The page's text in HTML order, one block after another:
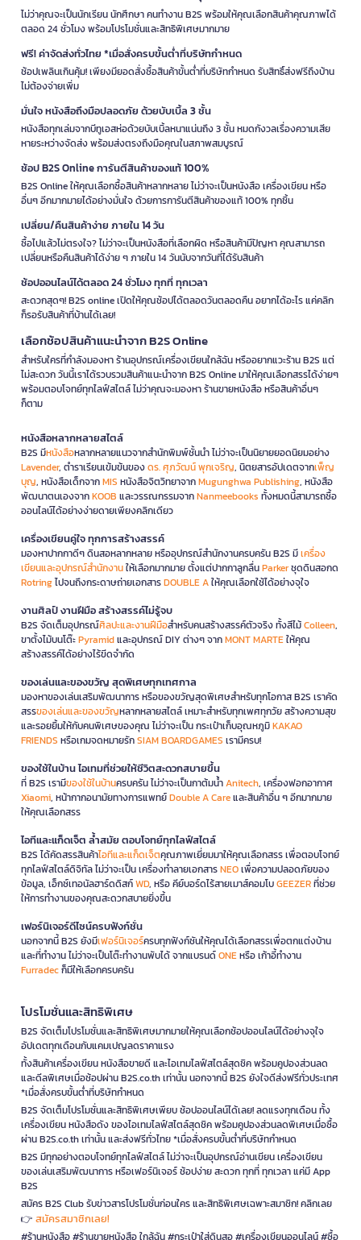
ไม่ว่าคุณจะเป็นนักเรียน นักศึกษา คนทำงาน B2S พร้อมให้คุณเลือกสินค้าคุณภาพได้
ตลอด 24 ชั่วโมง พร้อมโปรโมชั่นและสิทธิพิเศษมากมาย
ฟรี! ค่าจัดส่งทั่วไทย *เมื่อสั่งครบขั้นต่ำที่บริษัทกำหนด
ช้อปเพลินเกินคุ้ม! เพียงมียอดสั่งซื้อสินค้าขั้นต่ำที่บริษัทกำหนด รับสิทธิ์ส่งฟรีถึงบ้าน
ไม่ต้องจ่ายเพิ่ม
มั่นใจ หนังสือถึงมือปลอดภัย ด้วยบับเบิ้ล 3 ชั้น
หนังสือทุกเล่มจากบีทูเอสห่อด้วยบับเบิ้ลหนาแน่นถึง 3 ชั้น หมดกังวลเรื่องความเสีย
หายระหว่างจัดส่ง พร้อมส่งตรงถึงมือคุณในสภาพสมบูรณ์
ช้อป B2S Online การันตีสินค้าของแท้ 100%
B2S Online ให้คุณเลือกซื้อสินค้าหลากหลาย ไม่ว่าจะเป็นหนังสือ เครื่องเขียน หรือ
อื่นๆ อีกมากมายได้อย่างมั่นใจ ด้วยการการันตีสินค้าของแท้ 100% ทุกชิ้น
เปลี่ยน/คืนสินค้าง่าย ภายใน 14 วัน
ซื้อไปแล้วไม่ตรงใจ? ไม่ว่าจะเป็นหนังสือที่เลือกผิด หรือสินค้ามีปัญหา คุณสามารถ
เปลี่ยนหรือคืนสินค้าได้ง่าย ๆ ภายใน 14 วันนับจากวันที่ได้รับสินค้า
ช้อปออนไลน์ได้ตลอด 24 ชั่วโมง ทุกที่ ทุกเวลา
สะดวกสุดๆ! B2S online เปิดให้คุณช้อปได้ตลอดวันตลอดคืน อยากได้อะไร แค่คลิก
ก็รอรับสินค้าที่บ้านได้เลย!
เลือกช้อปสินค้าแนะนำจาก B2S Online
สำหรับใครที่กำลังมองหา ร้านอุปกรณ์เครื่องเขียนใกล้ฉัน หรืออยากแวะร้าน B2S แต่
ไม่สะดวก วันนี้เราได้รวบรวมสินค้าแนะนำจาก B2S Online มาให้คุณเลือกสรรได้ง่ายๆ
พร้อมตอบโจทย์ทุกไลฟ์สไตล์ ไม่ว่าคุณจะมองหา ร้านขายหนังสือ หรือสินค้าอื่นๆ
ก็ตาม
หนังสือหลากหลายสไตล์
B2S มีหนังสือหลากหลายแนวจากสำนักพิมพ์ชั้นนำ ไม่ว่าจะเป็นนิยายยอดนิยมอย่าง
Lavender, ตำราเรียนเข้มข้นของดร. ศุภวัฒน์ พุกเจริญ, นิตยสารอัปเดตจากเพ็ญ
บุญ, หนังสือเด็กจากMIS หนังสือจิตวิทยาจากMugunghwa Publishing, หนังสือ
พัฒนาตนเองจากKOOB และวรรณกรรมจากNanmeebooks ทั้งหมดนี้สามารถซื้อ
ออนไลน์ได้อย่างง่ายดายเพียงคลิกเดียว
เครื่องเขียนคู่ใจ ทุกการสร้างสรรค์
มองหาปากกาดีๆ ดินสอหลากหลาย หรืออุปกรณ์สำนักงานครบครัน B2S มีเครื่อง
เขียนและอุปกรณ์สำนักงานให้เลือกมากมาย ตั้งแต่ปากกาลูกลื่นParkerชุดดินสอกด
Rotringไปจนถึงกระดาษถ่ายเอกสารDOUBLE Aให้คุณเลือกใช้ได้อย่างจุใจ
งานศิลป์ งานฝีมือ สร้างสรรค์ไม่รู้จบ
B2S จัดเต็มอุปกรณ์ศิลปะและงานฝีมือสำหรับคนสร้างสรรค์ตัวจริง ทั้งสีไม้Colleen,
ขาตั้งไม้บนโต๊ะPyramidและอุปกรณ์ DIY ต่างๆ จากMONT MARTEให้คุณ
สร้างสรรค์ได้อย่างไร้ขีดจำกัด
ของเล่นและของขวัญ สุดพิเศษทุกเทศกาล
มองหาของเล่นเสริมพัฒนาการ หรือของขวัญสุดพิเศษสำหรับทุกโอกาส B2S เราคัด
สรรของเล่นและของขวัญหลากหลายสไตล์ เหมาะสำหรับทุกเพศทุกวัย สร้างความสุข
และรอยยิ้มให้กับคนพิเศษของคุณ ไม่ว่าจะเป็น กระเป๋าเก็บอุณหภูมิKAKAO
FRIENDS หรือเกมจดหมายรักSIAM BOARDGAMES เรามีครบ!
ของใช้ในบ้าน ไอเทมที่ช่วยให้ชีวิตสะดวกสบายขึ้น
ที่ B2S เรามีของใช้ในบ้านครบครัน ไม่ว่าจะเป็นกาต้มน้ำAnitech, เครื่องฟอกอากาศ
Xiaomi, หน้ากากอนามัยทางการแพทย์Double A Careและสินค้าอื่น ๆ อีกมากมาย
ให้คุณเลือกสรร
ไอทีและแก็ดเจ็ต ล้ำสมัย ตอบโจทย์ทุกไลฟ์สไตล์
B2S ได้คัดสรรสินค้าไอทีและแก็ดเจ็ตคุณภาพเยี่ยมมาให้คุณเลือกสรร เพื่อตอบโจทย์
ทุกไลฟ์สไตล์ดิจิทัล ไม่ว่าจะเป็น เครื่องทำลายเอกสารNEOเพื่อความปลอดภัยของ
ข้อมูล, เอ็กซ์เทอนัลฮาร์ดดิสก์WD, หรือ คีย์บอร์ดไร้สายเมาส์คอมโบGEEZERที่ช่วย
ให้การทำงานของคุณสะดวกสบายยิ่งขึ้น
เฟอร์นิเจอร์ดีไซน์ครบฟังก์ชั่น
นอกจากนี้ B2S ยังมีเฟอร์นิเจอร์ครบทุกฟังก์ชันให้คุณได้เลือกสรรเพื่อตกแต่งบ้าน
และที่ทำงาน ไม่ว่าจะเป็นโต๊ะทำงานพับได้ จากแบรนด์ONEหรือ เก้าอี้ทำงาน
Furradecก็มีให้เลือกครบครัน
โปรโมชั่นและสิทธิพิเศษ
B2S จัดเต็มโปรโมชั่นและสิทธิพิเศษมากมายให้คุณเลือกช้อปออนไลน์ได้อย่างจุใจ
อัปเดตทุกเดือนกับแคมเปญลดราคาแรง
ทั้งสินค้าเครื่องเขียน หนังสือขายดี และไอเทมไลฟ์สไตล์สุดชิค พร้อมคูปองส่วนลด
และดีลพิเศษเมื่อช้อปผ่าน B2S.co.th เท่านั้น นอกจากนี้ B2S ยังใจดีส่งฟรีทั่วประเทศ
*เมื่อสั่งครบขั้นต่ำที่บริษัทกำหนด
B2S จัดเต็มโปรโมชั่นและสิทธิพิเศษเพียบ ช้อปออนไลน์ได้เลย! ลดแรงทุกเดือน ทั้ง
เครื่องเขียน หนังสือดัง ของไอเทมไลฟ์สไตล์สุดชิค พร้อมคูปองส่วนลดพิเศษเมื่อซื้อ
ผ่าน B2S.co.th เท่านั้น และส่งฟรีทั่วไทย *เมื่อสั่งครบขั้นต่ำที่บริษัทกำหนด
B2S มีทุกอย่างตอบโจทย์ทุกไลฟ์สไตล์ ไม่ว่าจะเป็นอุปกรณ์อ่านเขียน เครื่องเขียน
ของเล่นเสริมพัฒนาการ หรือเฟอร์นิเจอร์ ช้อปง่าย สะดวก ทุกที่ ทุกเวลา แค่มี App
B2S
สมัคร B2S Club รับข่าวสารโปรโมชั่นก่อนใคร และสิทธิพิเศษเฉพาะสมาชิก! คลิกเลย
👉 สมัครสมาชิกเลย!
#ร้านหนังสือ #ร้านขายหนังสือ ใกล้ฉัน #กระเป๋าใส่ดินสอ #เครื่องเขียนออนไลน์ #ซื้อ